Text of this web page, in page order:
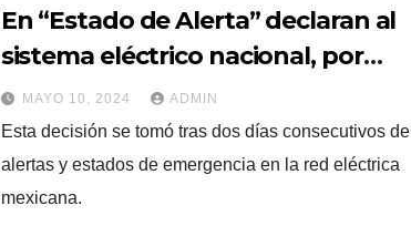
En “Estado de Alerta” declaran al
sistema eléctrico nacional, por
tercer día consecutivo
MAYO 10, 2024 ADMIN
Esta decisión se tomó tras dos días consecutivos de
alertas y estados de emergencia en la red eléctrica
mexicana.